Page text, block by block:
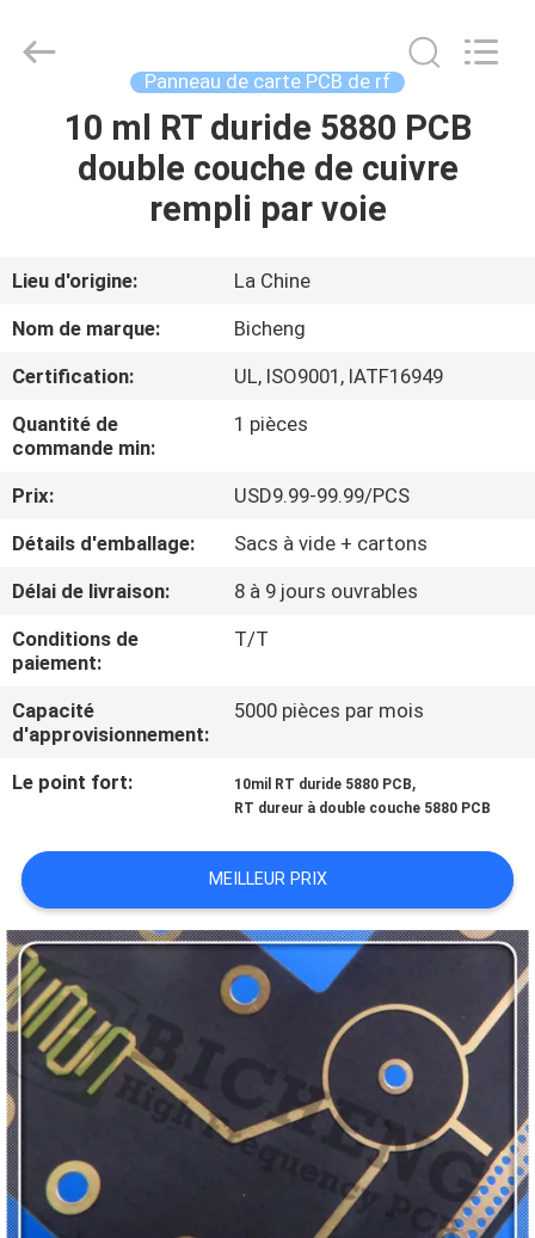
PRODUITS
VIDÉOS
À
PROPOS
NOUS
VISITE
DE
L'USINE
CONTRÔLE
LA
QUALITÉ
NOUS
CONTACTER
NOUVELLES
CAS
Electronics
Technology
Panneau de carte PCB de rf
10 ml RT duride 5880 PCB
double couche de cuivre
rempli par voie
Lieu d'origine:
La Chine
Nom de marque:
Bicheng
Certification:
UL, ISO9001, IATF16949
Quantité de
commande min:
1 pièces
Prix:
USD9.99-99.99/PCS
Détails d'emballage:
Sacs à vide + cartons
Délai de livraison:
8 à 9 jours ouvrables
Conditions de
paiement:
T/T
Capacité
d'approvisionnement:
5000 pièces par mois
Le point fort: 10mil RT duride 5880 PCB,
RT dureur à double couche 5880 PCB
MEILLEUR PRIX